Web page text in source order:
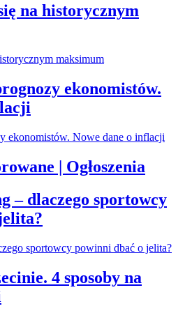
na historycznym
ekonomistów.
| Ogłoszenia
– dlaczego sportowcy
4 sposoby na